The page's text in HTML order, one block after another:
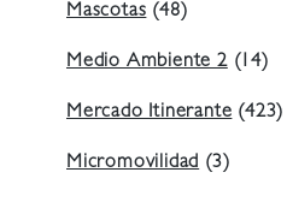
Mascotas (48)
Medio Ambiente 2(14)
Mercado Itinerante (423)
Micromovilidad (3)